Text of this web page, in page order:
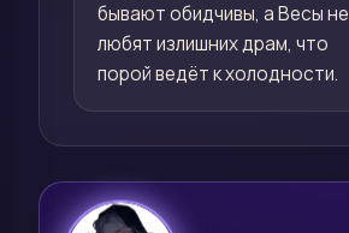
бывают обидчивы, а Весы не
любят излишних драм, что
порой ведёт к холодности.